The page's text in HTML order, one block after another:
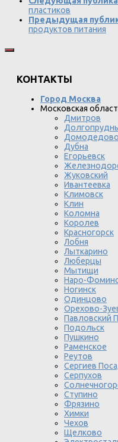
пластиков
Предыдущая
продуктов питания
КОНТАКТЫ
Город Москва
Московская
Дмитров
Домодедово
Дубна
Егорьевск
Жуковский
Ивантеевка
Климовск
Клин
Коломна
Королев
Красногорск
Лобня
Лыткарино
Люберцы
Мытищи
Наро-
Ногинск
Одинцово
Орехово-
Павловский
Подольск
Пушкино
Раменское
Реутов
Сергиев
Серпухов
Ступино
Фрязино
Химки
Чехов
Щелково